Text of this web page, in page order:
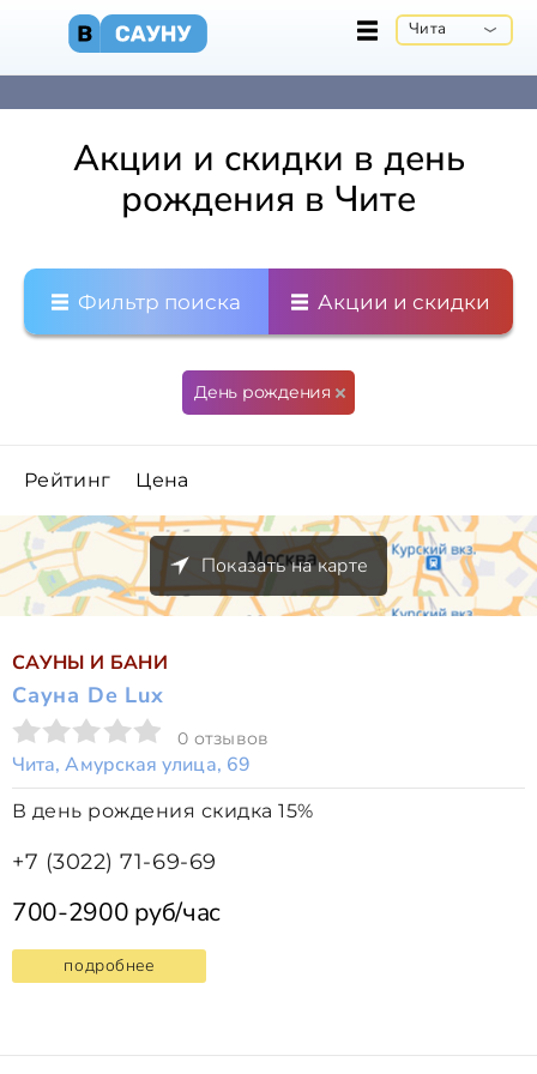
Чита
Акции и скидки в день
рождения в Чите
Фильтр поиска Акции и скидки
День рождения
Рейтинг Цена
Показать на карте
САУНЫ И БАНИ
Сауна De Lux
0 отзывов
Чита, Амурская улица, 69
В день рождения скидка 15%
+7 (3022) 71-69-69
700-2900 руб/час
подробнее